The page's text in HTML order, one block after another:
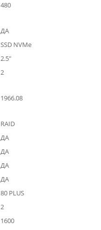
480
ДА
SSD NVMe
2.5"
2
1966.08
RAID
ДА
ДА
ДА
ДА
80 PLUS
2
1600